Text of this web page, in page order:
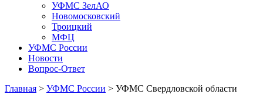
УФМС ЗелАО
Новомосковский
Троицкий
МФЦ
УФМС России
Новости
Вопрос-Ответ
Главная > УФМС России > УФМС Свердловской области